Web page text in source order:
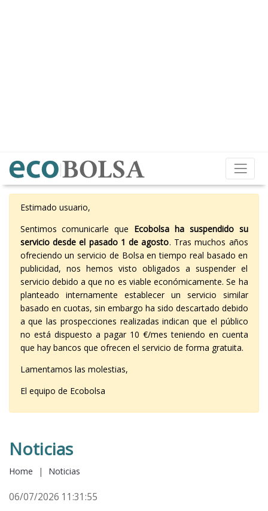
Estimado usuario,
Sentimos comunicarle que Ecobolsa ha suspendido su
servicio desde el pasado 1 de agosto. Tras muchos años
ofreciendo un servicio de Bolsa en tiempo real basado en
publicidad, nos hemos visto obligados a suspender el
servicio debido a que no es viable económicamente. Se ha
planteado internamente establecer un servicio similar
basado en cuotas, sin embargo ha sido descartado debido
a que las prospecciones realizadas indican que el público
no está dispuesto a pagar 10 €/mes teniendo en cuenta
que hay bancos que ofrecen el servicio de forma gratuita.
Lamentamos las molestias,
El equipo de Ecobolsa
Noticias
Home | Noticias
06/07/2026 11:31:55